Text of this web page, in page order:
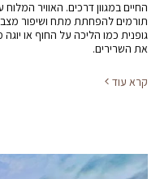
החיים במגוון דרכים. האוויר המלוח
תורמים להפחתת מתח ושיפור מצב
גופנית כמו הליכה על החוף או
את השרירים.
קרא עוד